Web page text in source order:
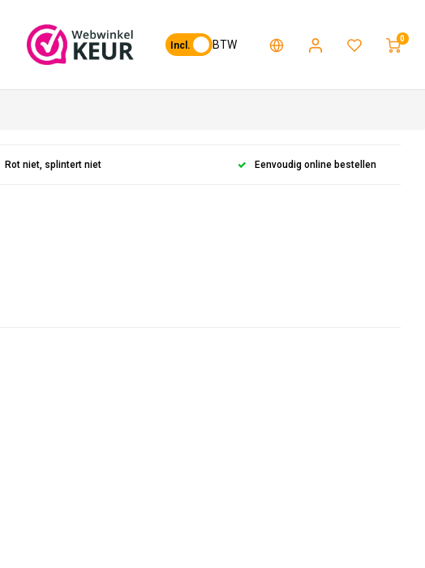
Incl. BTW 0
Rot niet, splintert niet Eenvoudig online bestellen